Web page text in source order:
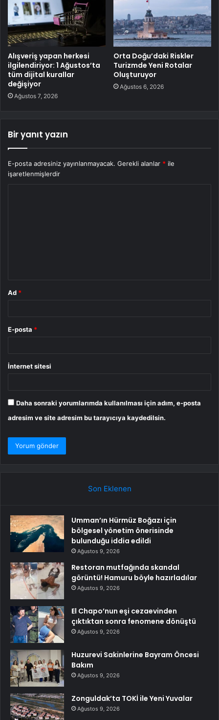
Alışveriş yapan herkesi
ilgilendiriyor: 1 Ağustos’ta
tüm dijital kurallar
değişiyor
Ağustos 7, 2026
Orta Doğu’daki Riskler
Turizmde Yeni Rotalar
Oluşturuyor
Ağustos 6, 2026
Bir yanıt yazın
E-posta adresiniz yayınlanmayacak. Gerekli alanlar * ile
işaretlenmişlerdir
Ad *
E-posta *
İnternet sitesi
Daha sonraki yorumlarımda kullanılması için adım, e-posta
adresim ve site adresim bu tarayıcıya kaydedilsin.
Son Eklenen
Umman’ın Hürmüz Boğazı için
bölgesel yönetim önerisinde
bulunduğu iddia edildi
Ağustos 9, 2026
Restoran mutfağında skandal
görüntü! Hamuru böyle hazırladılar
Ağustos 9, 2026
El Chapo’nun eşi cezaevinden
çıktıktan sonra fenomene dönüştü
Ağustos 9, 2026
Huzurevi Sakinlerine Bayram Öncesi
Bakım
Ağustos 9, 2026
Zonguldak’ta TOKİ ile Yeni Yuvalar
Ağustos 9, 2026